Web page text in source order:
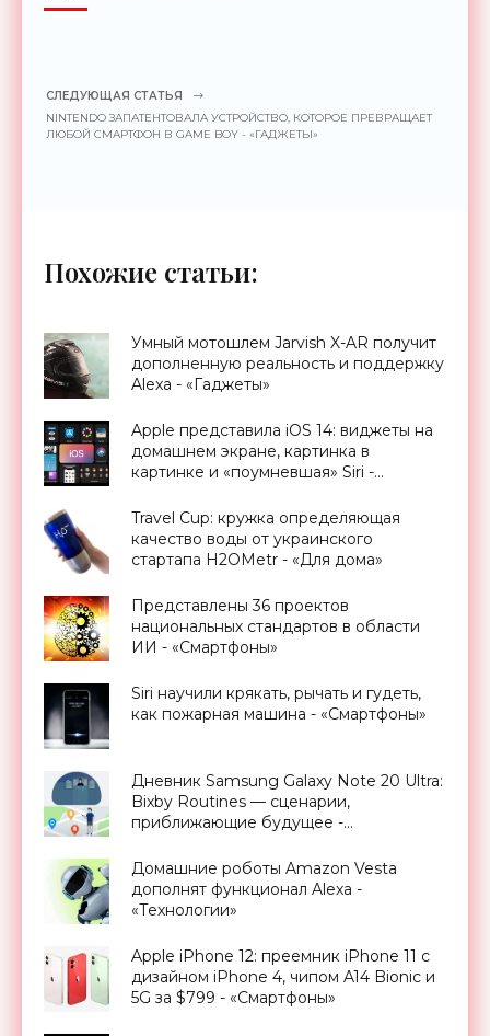
СЛЕДУЮЩАЯ СТАТЬЯ
NINTENDO ЗАПАТЕНТОВАЛА УСТРОЙСТВО, КОТОРОЕ ПРЕВРАЩАЕТ
ЛЮБОЙ СМАРТФОН В GAME BOY - «ГАДЖЕТЫ»
Похожие статьи:
Умный мотошлем Jarvish X-AR получит
дополненную реальность и поддержку
Alexa - «Гаджеты»
Apple представила iOS 14: виджеты на
домашнем экране, картинка в
картинке и «поумневшая» Siri -
Travel Cup: кружка определяющая
качество воды от украинского
стартапа H2OMetr - «Для дома»
Представлены 36 проектов
национальных стандартов в области
ИИ - «Смартфоны»
Siri научили крякать, рычать и гудеть,
как пожарная машина - «Смартфоны»
Дневник Samsung Galaxy Note 20 Ultra:
Bixby Routines — сценарии,
приближающие будущее -
Домашние роботы Amazon Vesta
дополнят функционал Alexa -
«Технологии»
Apple iPhone 12: преемник iPhone 11 с
дизайном iPhone 4, чипом A14 Bionic и
5G за $799 - «Смартфоны»